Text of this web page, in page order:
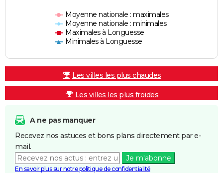
Moyenne nationale : maximales
Moyenne nationale : minimales
Maximales à Longuesse
Minimales à Longuesse
Les villes les plus chaudes
Les villes les plus froides
A ne pas manquer
Recevez nos astuces et bons plans directement par e-
mail.
Je m'abonne
En savoir plus sur notre politique de confidentialité